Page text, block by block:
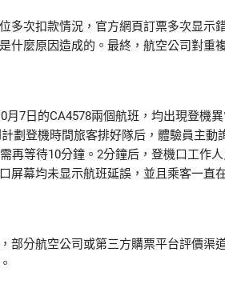
次扣款情況，官方網頁訂票多次显示
什麼原因造成的。最終，航空公司對重
7日的CA4578兩個航班，均出現登機
劃登機時間旅客排好隊后，體驗員主
再等待10分鐘。2分鐘后，登機口工作
屏幕均未显示航班延誤，並且乘客一直
分航空公司或第三方購票平台評價渠